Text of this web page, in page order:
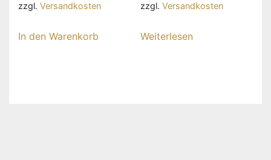
zzgl. Versandkosten
In den Warenkorb
zzgl. Versandkosten
Weiterlesen